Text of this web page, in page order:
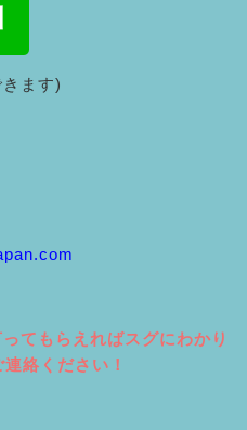
ます)
てもらえればスグにわかり
絡ください！